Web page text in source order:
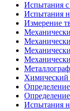
Испытания
Испытания
Измерение
Химический
Испытания